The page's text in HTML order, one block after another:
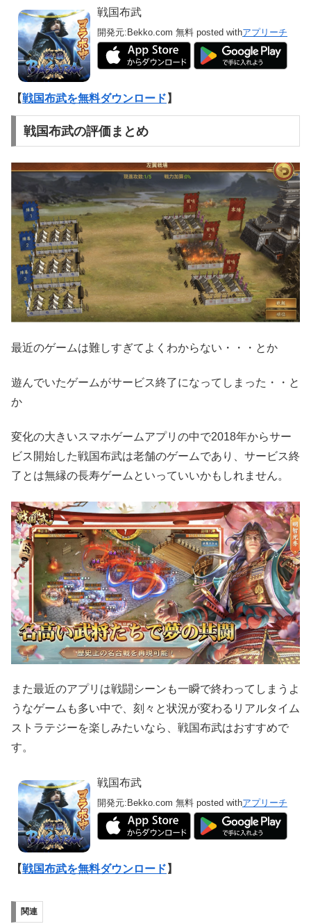
戦国布武
開発元: Bekko.com 無料 posted withアプリーチ
【戦国布武を無料ダウンロード 】
戦国布武の評価まとめ
最近のゲームは難しすぎてよくわからない・・・とか
遊んでいたゲームがサービス終了になってしまった・・と
か
変化の大きいスマホゲームアプリの中で2018年からサー
ビス開始した戦国布武は老舗のゲームであり、サービス終
了とは無縁の長寿ゲームといっていいかもしれません。
また最近のアプリは戦闘シーンも一瞬で終わってしまうよ
うなゲームも多い中で、刻々と状況が変わるリアルタイム
ストラテジーを楽しみたいなら、戦国布武はおすすめで
す。
戦国布武
開発元:Bekko.com 無料 posted withアプリーチ
【戦国布武を無料ダウンロード 】
関連